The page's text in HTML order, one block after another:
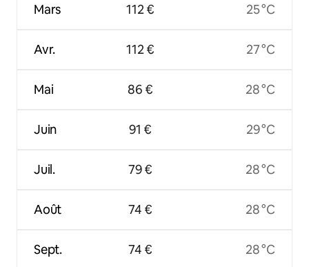
Mars
Avr.
Mai
Juin
Juil.
Août
Sept.
112 €
112 €
86 €
91 €
79 €
74 €
74 €
25 °C
27 °C
28 °C
29 °C
28 °C
28 °C
28 °C